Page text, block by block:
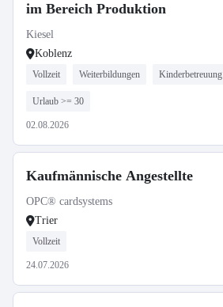
im Bereich Produktion
Kiesel
Koblenz
Vollzeit Weiterbildungen Kinderbetreuung
Urlaub >= 30
02.08.2026
Kaufmännische Angestellte
OPC® cardsystems
Trier
Vollzeit
24.07.2026